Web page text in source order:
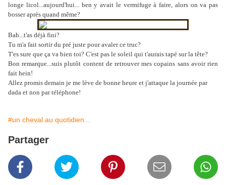
longe licol...aujourd'hui... ben y avait le vermifuge à faire, alors on va pas
bosser après quand même?
Bah...t'as déjà fini?
Tu m'a fait sortir du pré juste pour avaler ce truc?
T'es sure que ça va bien toi? C'est pas le soleil qui t'aurais tapé sur la tête?
Bon remarque...suis plutôt content de retrouver mes copains sans avoir rien
fait hein!
Allez promis demain je me lève de bonne heure et j'attaque la journée par
dada et non par téléphone!
#un cheval au quotidien...
Partager